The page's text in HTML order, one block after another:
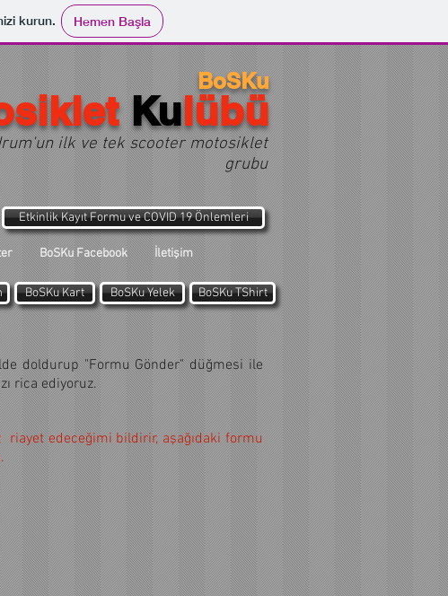
kurun. Hemen Başla
BoSKu
Kulübü
ilk ve tek scooter motosiklet
grubu
BoSKu Facebook İletişim
Etkinlik Kayıt Formu ve COVID 19 Önlemleri
BoSKu Kart BoSKu Yelek BoSKu TShirt
doldurup "Formu Gönder" düğmesi ile
rica ediyoruz.
riayet edeceğimi bildirir, aşağıdaki formu